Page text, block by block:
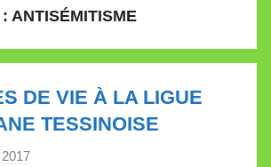
ANTISÉMITISME
DE VIE À LA LIGUE
TESSINOISE